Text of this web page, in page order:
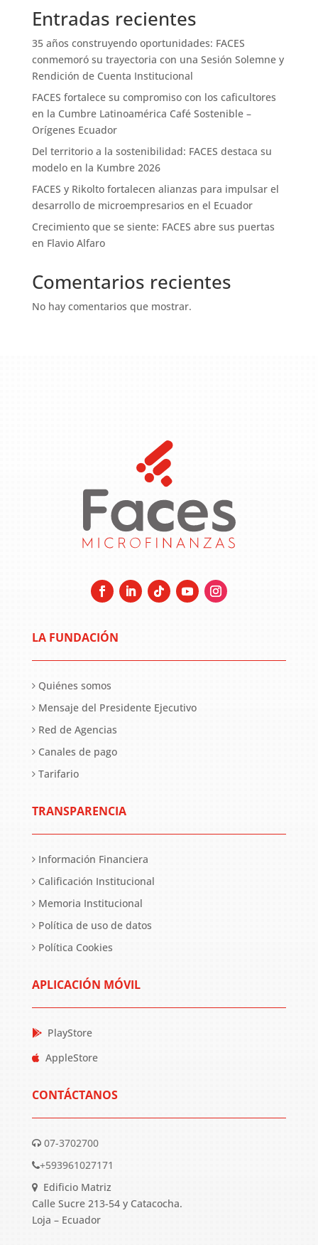
Entradas recientes
35 años construyendo oportunidades: FACES
conmemoró su trayectoria con una Sesión Solemne y
Rendición de Cuenta Institucional
FACES fortalece su compromiso con los caficultores
en la Cumbre Latinoamérica Café Sostenible –
Orígenes Ecuador
Del territorio a la sostenibilidad: FACES destaca su
modelo en la Kumbre 2026
FACES y Rikolto fortalecen alianzas para impulsar el
desarrollo de microempresarios en el Ecuador
Crecimiento que se siente: FACES abre sus puertas
en Flavio Alfaro
Comentarios recientes
No hay comentarios que mostrar.
LA FUNDACIÓN
Quiénes somos
Mensaje del Presidente Ejecutivo
Red de Agencias
Canales de pago
Tarifario
TRANSPARENCIA
Información Financiera
Calificación Institucional
Memoria Institucional
Política de uso de datos
Política Cookies
APLICACIÓN MÓVIL
PlayStore
AppleStore
CONTÁCTANOS
07-3702700
+593961027171
Edificio Matriz
Calle Sucre 213-54 y Catacocha.
Loja – Ecuador